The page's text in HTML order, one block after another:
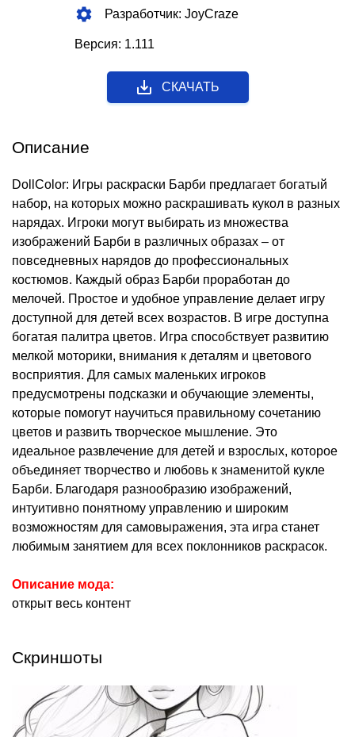
Разработчик: JoyCraze
Версия: 1.111
СКАЧАТЬ
Описание
DollColor: Игры раскраски Барби предлагает богатый
набор, на которых можно раскрашивать кукол в разных
нарядах. Игроки могут выбирать из множества
изображений Барби в различных образах – от
повседневных нарядов до профессиональных
костюмов. Каждый образ Барби проработан до
мелочей. Простое и удобное управление делает игру
доступной для детей всех возрастов. В игре доступна
богатая палитра цветов. Игра способствует развитию
мелкой моторики, внимания к деталям и цветового
восприятия. Для самых маленьких игроков
предусмотрены подсказки и обучающие элементы,
которые помогут научиться правильному сочетанию
цветов и развить творческое мышление. Это
идеальное развлечение для детей и взрослых, которое
объединяет творчество и любовь к знаменитой кукле
Барби. Благодаря разнообразию изображений,
интуитивно понятному управлению и широким
возможностям для самовыражения, эта игра станет
любимым занятием для всех поклонников раскрасок.
Описание мода:
открыт весь контент
Скриншоты